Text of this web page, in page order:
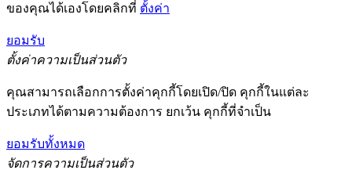
ของคุณได้เองโดยคลิกที่ ตั้งค่า
ยอมรับ
ตั้งค่าความเป็นส่วนตัว
คุณสามารถเลือกการตั้งค่าคุกกี้โดยเปิด/ปิด คุกกี้ในแต่ละ
ประเภทได้ตามความต้องการ ยกเว้น คุกกี้ที่จำเป็น
ยอมรับทั้งหมด
จัดการความเป็นส่วนตัว